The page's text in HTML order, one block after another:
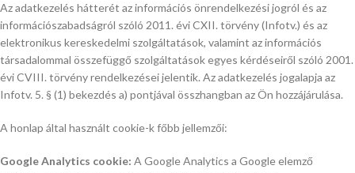
Az adatkezelés hátterét az információs önrendelkezési jogról és az
információszabadságról szóló 2011. évi CXII. törvény (Infotv.) és az
elektronikus kereskedelmi szolgáltatások, valamint az információs
társadalommal összefüggő szolgáltatások egyes kérdéseiről szóló 2001.
évi CVIII. törvény rendelkezései jelentik. Az adatkezelés jogalapja az
Infotv. 5. § (1) bekezdés a) pontjával összhangban az Ön hozzájárulása.
A honlap által használt cookie-k főbb jellemzői:
Google Analytics cookie: A Google Analytics a Google elemző